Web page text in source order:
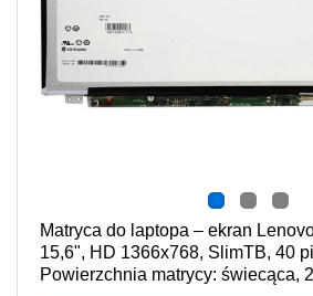
Matryca do laptopa – ekran
15,6", HD 1366x768, SlimTB, 40
Powierzchnia matrycy: świecąca,